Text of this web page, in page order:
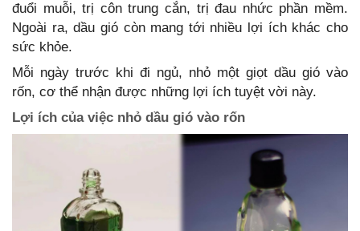
đuổi muỗi, trị côn trung cắn, trị đau nhức phần mềm.
Ngoài ra, dầu gió còn mang tới nhiều lợi ích khác cho
sức khỏe.
Mỗi ngày trước khi đi ngủ, nhỏ một giọt dầu gió vào
rốn, cơ thể nhận được những lợi ích tuyệt vời này.
Lợi ích của việc nhỏ dầu gió vào rốn